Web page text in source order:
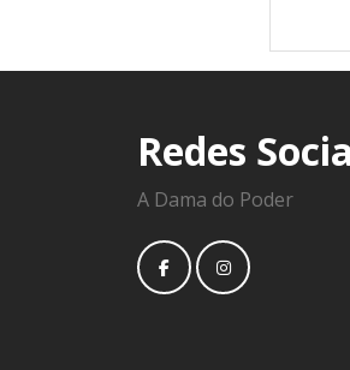
Redes
A Dama do Poder